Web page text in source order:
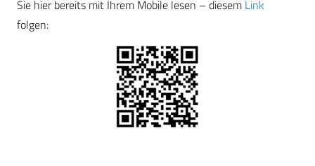
Sie hier bereits mit Ihrem Mobile lesen – diesem Link
folgen: